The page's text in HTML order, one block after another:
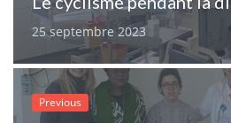
25 septembre 2023
Previous